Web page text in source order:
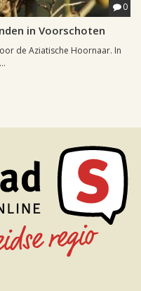
0
in Voorschoten
de Aziatische Hoornaar. In